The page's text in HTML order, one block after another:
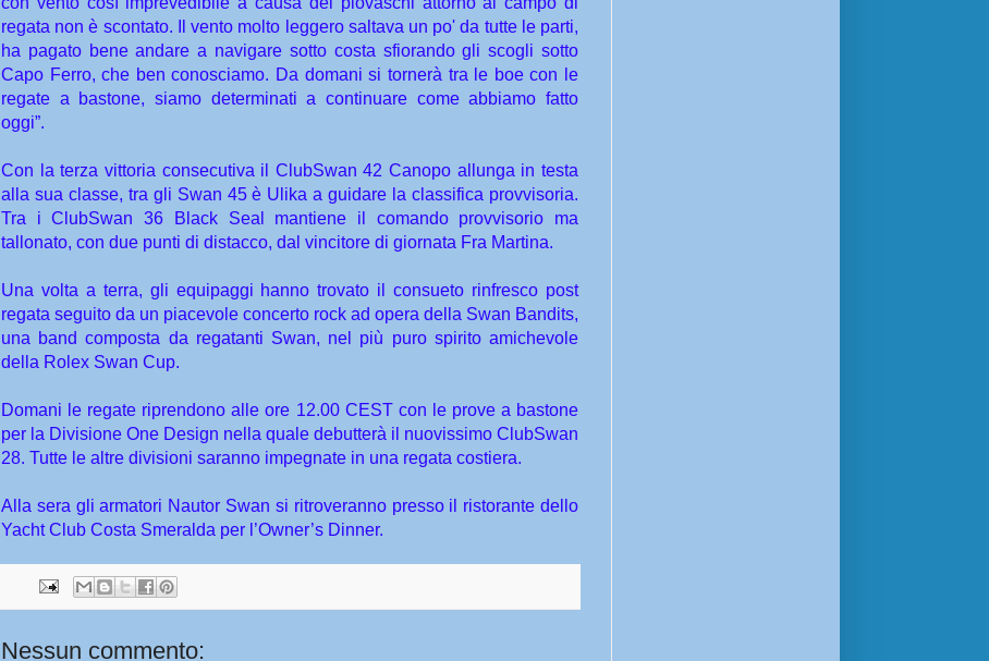
regata non è scontato. Il vento molto leggero saltava un po' da tutte le parti,
ha pagato bene andare a navigare sotto costa sfiorando gli scogli sotto
Capo Ferro, che ben conosciamo. Da domani si tornerà tra le boe con le
regate a bastone, siamo determinati a continuare come abbiamo fatto
oggi”.
Con la terza vittoria consecutiva il ClubSwan 42 Canopo allunga in testa
alla sua classe, tra gli Swan 45 è Ulika a guidare la classifica provvisoria.
Tra i ClubSwan 36 Black Seal mantiene il comando provvisorio ma
tallonato, con due punti di distacco, dal vincitore di giornata Fra Martina.
Una volta a terra, gli equipaggi hanno trovato il consueto rinfresco post
regata seguito da un piacevole concerto rock ad opera della Swan Bandits,
una band composta da regatanti Swan, nel più puro spirito amichevole
della Rolex Swan Cup.
Domani le regate riprendono alle ore 12.00 CEST con le prove a bastone
per la Divisione One Design nella quale debutterà il nuovissimo ClubSwan
28. Tutte le altre divisioni saranno impegnate in una regata costiera.
Alla sera gli armatori Nautor Swan si ritroveranno presso il ristorante dello
Yacht Club Costa Smeralda per l’Owner’s Dinner.
Nessun commento: